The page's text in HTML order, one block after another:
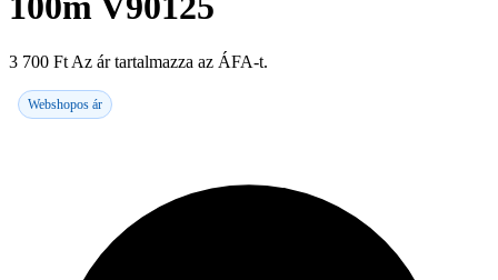
3 700 Ft Az ár tartalmazza az ÁFA-t.
Webshopos ár